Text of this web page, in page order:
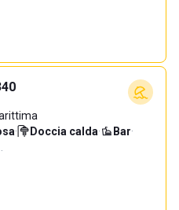
· Doccia calda· Bar·